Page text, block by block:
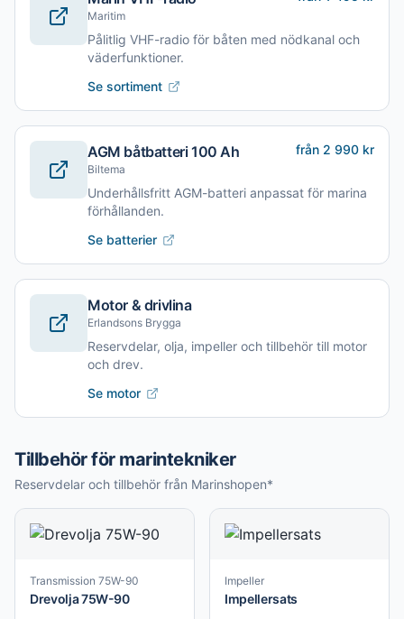
Maritim
Pålitlig VHF-radio för båten med nödkanal och
väderfunktioner.
Se sortiment
AGM båtbatteri 100 Ah
Biltema
från 2 990 kr
Underhållsfritt AGM-batteri anpassat för marina
förhållanden.
Se batterier
Motor & drivlina
Erlandsons Brygga
Reservdelar, olja, impeller och tillbehör till motor
och drev.
Se motor
Tillbehör för marintekniker
Reservdelar och tillbehör från Marinshopen*
Transmission 75W-90
Drevolja 75W-90
Impeller
Impellersats